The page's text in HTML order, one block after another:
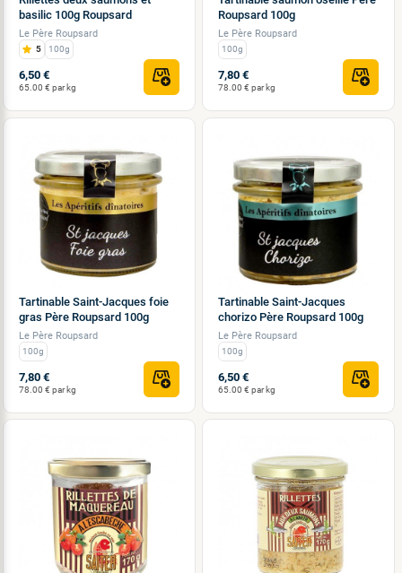
basilic 100g Roupsard
Le Père Roupsard
5 100g
6,50 €
65.00 € par kg
Roupsard 100g
Le Père Roupsard
100g
7,80 €
78.00 € par kg
Tartinable Saint-Jacques foie
gras Père Roupsard 100g
Le Père Roupsard
100g
7,80 €
78.00 € par kg
Tartinable Saint-Jacques
chorizo Père Roupsard 100g
Le Père Roupsard
100g
6,50 €
65.00 € par kg